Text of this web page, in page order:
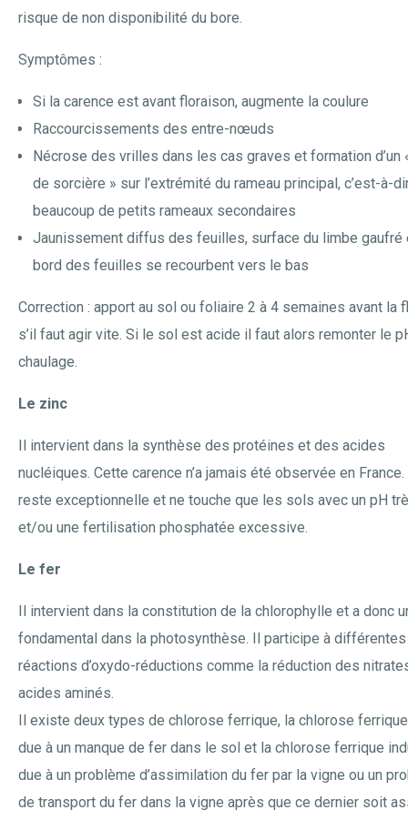
risque de non disponibilité du bore.
Symptômes :
Si la carence est avant floraison, augmente la coulure
Raccourcissements des entre-nœuds
Nécrose des vrilles dans les cas graves et formation d’un
de sorcière » sur l’extrémité du rameau principal, c’est-à-
beaucoup de petits rameaux secondaires
Jaunissement diffus des feuilles, surface du limbe gaufré
bord des feuilles se recourbent vers le bas
Correction : apport au sol ou foliaire 2 à 4 semaines avant la
s’il faut agir vite. Si le sol est acide il faut alors remonter le
chaulage.
Le zinc
Il intervient dans la synthèse des protéines et des acides
nucléiques. Cette carence n’a jamais été observée en France.
reste exceptionnelle et ne touche que les sols avec un pH
et/ou une fertilisation phosphatée excessive.
Le fer
Il intervient dans la constitution de la chlorophylle et a donc
fondamental dans la photosynthèse. Il participe à différentes
réactions d’oxydo-réductions comme la réduction des
acides aminés.
Il existe deux types de chlorose ferrique, la chlorose
due à un manque de fer dans le sol et la chlorose ferrique
due à un problème d’assimilation du fer par la vigne ou un
de transport du fer dans la vigne après que ce dernier soit